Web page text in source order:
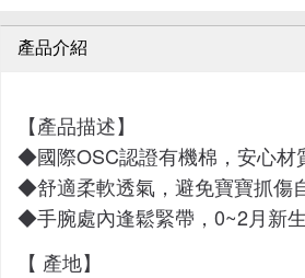
產品介紹
【產品描述】
◆國際OSC認證有機棉 ，安心材
◆舒適柔軟透氣，避免寶寶抓傷
◆手腕處內逢鬆緊帶，0~2月新
【 產地】